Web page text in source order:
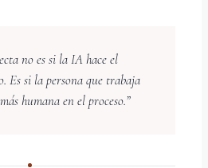
no es si la IA hace el
Es si la persona que trabaja
humana en el proceso.”